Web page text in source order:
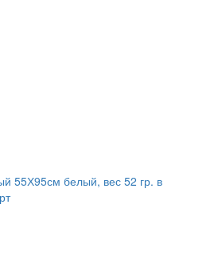
55Х95см белый, вес 52 гр. в